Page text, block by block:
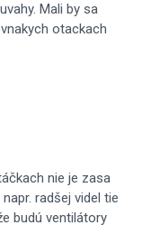
Mali by sa
otackach
nie je zasa
radšej videl tie
budú ventilátory